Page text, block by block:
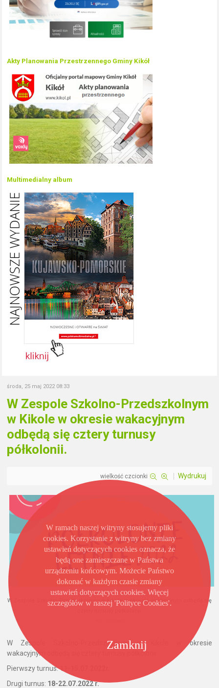
Akty Planowania Przestrzennego Gminy Kikół
Multimedialny album
środa, 25 maj 2022 08:33
W Zespole Szkolno-Przedszkolnym
w Kikole w okresie wakacyjnym
odbędą się cztery turnusy
półkolonii.
wielkość czcionki Wydrukuj
W Zespole Szkolno-Przedszkolnym w Kikole w okresie wakacyjnym odbędą się
W Zespole Szkolno-Przedszkolnym w Kikole w okresie
wakacyjnym odbędą się cztery turnusy półkolonii.
Pierwszy turnus:11-15.07.2022r.
Drugi turnus: 18-22.07.2022 r.
Zamknij
W ramach naszej witryny stosujemy pliki
cookies. Korzystanie z witryny bez zmiany
ustawień dotyczących cookies oznacza, że
będą one zamieszczane w Państwa
urządzeniu końcowym. Możecie Państwo
dokonać w każdym czasie zmiany
ustawień dotyczących cookies. Więcej
szczegółów w naszej 'Polityce Cookies'.